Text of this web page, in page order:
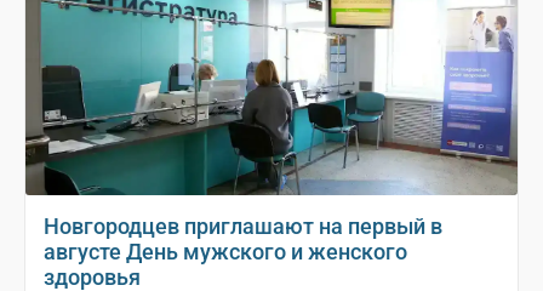
Новгородцев приглашают на первый в
августе День мужского и женского
здоровья